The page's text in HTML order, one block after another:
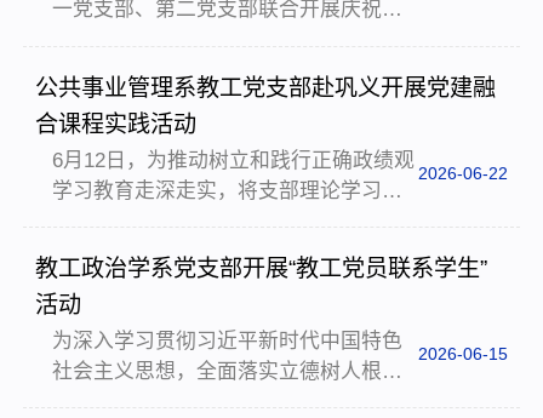
治理”专题工作会议。学院党委书记于建
军出席会议，社会工作系全体教师参
会，会议由学院党委委员、社会工作系
党支部书记蒋美华教授主持。会议紧扣
正确政绩观核心内涵，...
一党支部、第二党支部联合开展庆祝建
共产党成立105周年，深入学习贯彻习近
平党建思想，深化党建联建共建，以文
艺美育滋养党员初心使命，6月16日下
午，郑州大学政治与公共管理学院教工
政治学系党支部联合音乐学院教工第一
党支部、第二党支部，于河南省人民会
堂共同开展“黄河之声”舞蹈专场观演主题
党日活动。郑州大学原党委副书记、国
家安全研究院院长吴...
公共事业管理系教工党支部赴巩义开展党建融
合课程实践活动
6月12日，为推动树立和践行正确政绩观
学习教育走深走实，将支部理论学习认
郑州大学政治与公共管理学院教工公共
事业管理系党支部组织2023级全体学
生，赴巩义市开展党建融合课程实践活
动。本次活动以“党建引领、知行合一”为
主线，将树立和践行正确政绩观学习教
育与《土地管理学》课程实践深度融
2026-06-22
教工政治学系党支部开展“教工党员联系学生”
活动
为深入学习贯彻习近平新时代中国特色
社会主义思想，全面落实立德树人根本
任务，充分发挥党支部战斗堡垒作用和
2026-06-15